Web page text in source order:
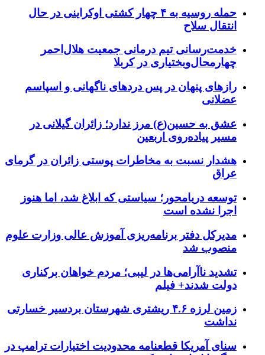
حمله روسیه به ۴ چهار کشتی اوکراینی در حال
انتقال سلاح
خدمت‌رسانی تیم درمانی جمعیت هلال‌احمر
چهارمحال‌وبختیاری در کربلا
رازهای پنهان در پس دردهای ناگهانی و اسپاسم
عضلانی
عشق به حسین(ع) مرز ندارد؛ زائران گیلانی در
مسیر پیاده‌روی اربعین
هشدار نسبت به مخاطرات پوستی زائران در گرمای
عراق
توسعه دریامحور؛ سیاستی که ابلاغ شد، اما هنوز
اجرا نشده است
مدیرکل دفتر برنامه‌ریزی آموزش عالی وزارت علوم
منصوب شد
تشدید ناآرامی‌ها در لیبی؛ مردم خواهان برکناری
دولت شدند+ فیلم
زمین لرزه ۴.۶ ریشتری شهرستان بردسیر خسارتی
نداشت
سنای آمریکا قطعنامه محدودیت اختیارات ترامپ در